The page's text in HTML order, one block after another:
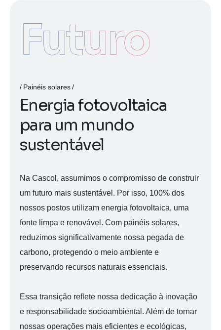
Futuro
Painéis solares
Energia fotovoltaica
para um mundo
sustentável
Na Cascol, assumimos o compromisso de construir
um futuro mais sustentável. Por isso, 100% dos
nossos postos utilizam energia fotovoltaica, uma
fonte limpa e renovável. Com painéis solares,
reduzimos significativamente nossa pegada de
carbono, protegendo o meio ambiente e
preservando recursos naturais essenciais.
Essa transição reflete nossa dedicação à inovação
e responsabilidade socioambiental. Além de tornar
nossas operações mais eficientes e ecológicas,